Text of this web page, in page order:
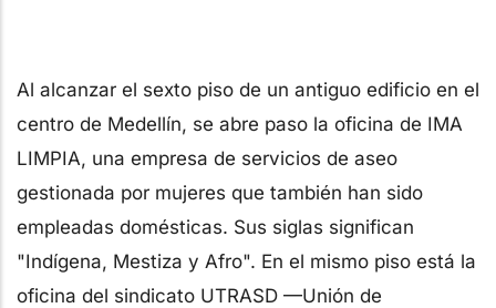
Al alcanzar el sexto piso de un antiguo edificio en el
centro de Medellín, se abre paso la oficina de IMA
LIMPIA, una empresa de servicios de aseo
gestionada por mujeres que también han sido
empleadas domésticas. Sus siglas significan
"Indígena, Mestiza y Afro". En el mismo piso está la
oficina del sindicato UTRASD —Unión de